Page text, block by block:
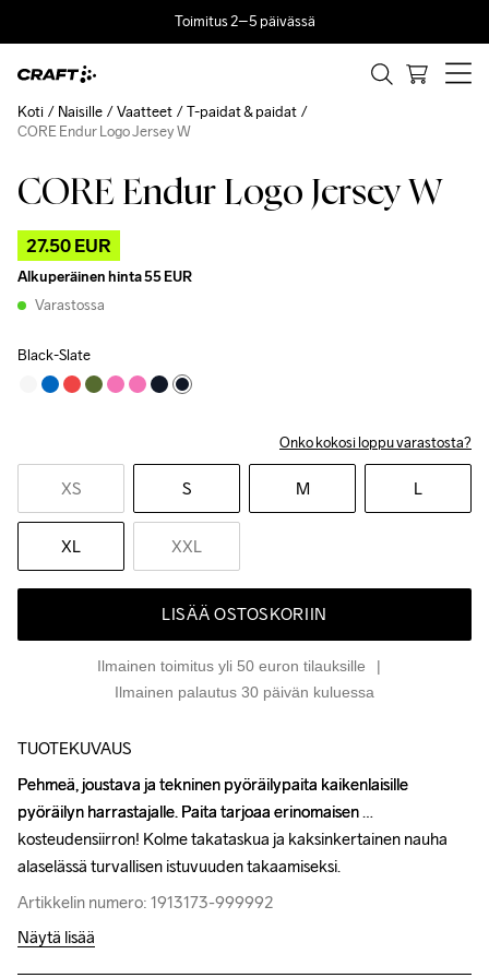
Toimitus 2–5 päivässä
CORE Endur Logo Jersey W
27.50 EUR
Alkuperäinen hinta55 EUR
Varastossa
Black-Slate
Onko kokosi loppu varastosta?
XS S M L
XL XXL
LISÄÄ OSTOSKORIIN
Ilmainen toimitus yli 50 euron tilauksille
Ilmainen palautus 30 päivän kuluessa
Koti Naisille Vaatteet
T-paidat & paidat
CORE Endur Logo Jersey W
Outlet
TUOTEKUVAUS
Pehmeä, joustava ja tekninen pyöräilypaita kaikenlaisille
pyöräilyn harrastajalle. Paita tarjoaa erinomaisen
kosteudensiirron! Kolme takataskua ja kaksinkertainen nauha
alaselässä turvallisen istuvuuden takaamiseksi.
Artikkelin numero: 1913173-999992
Pehmeä, joustava ja tekninen pyöräilypaita kaikenlaisille
pyöräilyn harrastajalle. Paita tarjoaa erinomaisen
kosteudensiirron! Kolme takataskua ja kaksinkertainen nauha
alaselässä turvallisen istuvuuden takaamiseksi.
Artikkelin numero: 1913173-999992
Näytä lisää